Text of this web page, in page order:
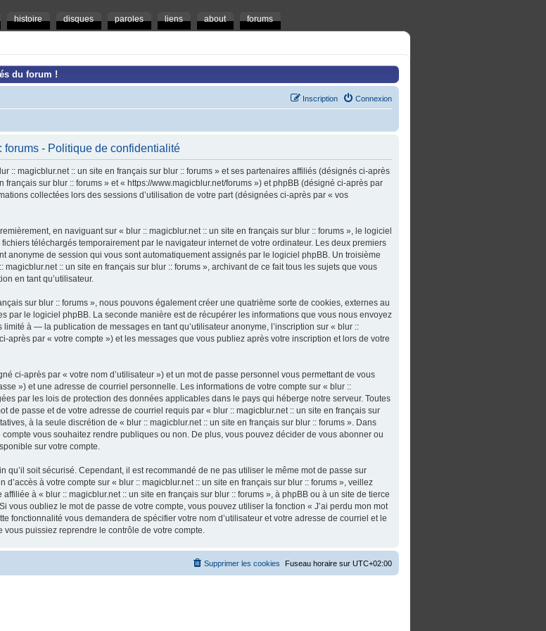
histoire disques paroles liens about forums
du forum !
Connexion
Inscription
forums - Politique de confidentialité
:: magicblur.net :: un site en français sur blur :: forums » et ses partenaires affiliés (désignés ci-après
sur blur :: forums » et « https://www.magicblur.net/forums ») et phpBB (désigné ci-après par
collectées lors des sessions d’utilisation de votre part (désignées ci-après par « vos
en naviguant sur « blur :: magicblur.net :: un site en français sur blur :: forums », le logiciel
téléchargés temporairement par le navigateur internet de votre ordinateur. Les deux premiers
anonyme de session qui vous sont automatiquement assignés par le logiciel phpBB. Un troisième
:: un site en français sur blur :: forums », archivant de ce fait tous les sujets que vous
en tant qu’utilisateur.
sur blur :: forums », nous pouvons également créer une quatrième sorte de cookies, externes au
par le logiciel phpBB. La seconde manière est de récupérer les informations que vous nous envoyez
à — la publication de messages en tant qu’utilisateur anonyme, l’inscription sur « blur ::
après par « votre compte ») et les messages que vous publiez après votre inscription et lors de votre
ci-après par « votre nom d’utilisateur ») et un mot de passe personnel vous permettant de vous
») et une adresse de courriel personnelle. Les informations de votre compte sur « blur ::
par les lois de protection des données applicables dans le pays qui héberge notre serveur. Toutes
de passe et de votre adresse de courriel requis par « blur :: magicblur.net :: un site en français sur
à la seule discrétion de « blur :: magicblur.net :: un site en français sur blur :: forums ». Dans
vous souhaitez rendre publiques ou non. De plus, vous pouvez décider de vous abonner ou
sur votre compte.
qu’il soit sécurisé. Cependant, il est recommandé de ne pas utiliser le même mot de passe sur
à votre compte sur « blur :: magicblur.net :: un site en français sur blur :: forums », veillez
à « blur :: magicblur.net :: un site en français sur blur :: forums », à phpBB ou à un site de tierce
vous oubliez le mot de passe de votre compte, vous pouvez utiliser la fonction « J’ai perdu mon mot
fonctionnalité vous demandera de spécifier votre nom d’utilisateur et votre adresse de courriel et le
puissiez reprendre le contrôle de votre compte.
Fuseau horaire sur UTC+02:00
Supprimer les cookies